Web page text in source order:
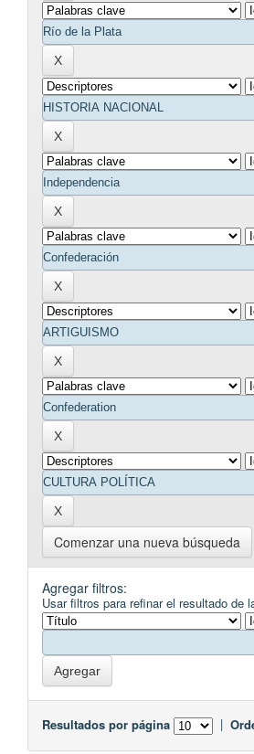
Comenzar una nueva búsqueda
Agregar filtros:
Usar filtros para refinar el resultado de
Resultados por página |